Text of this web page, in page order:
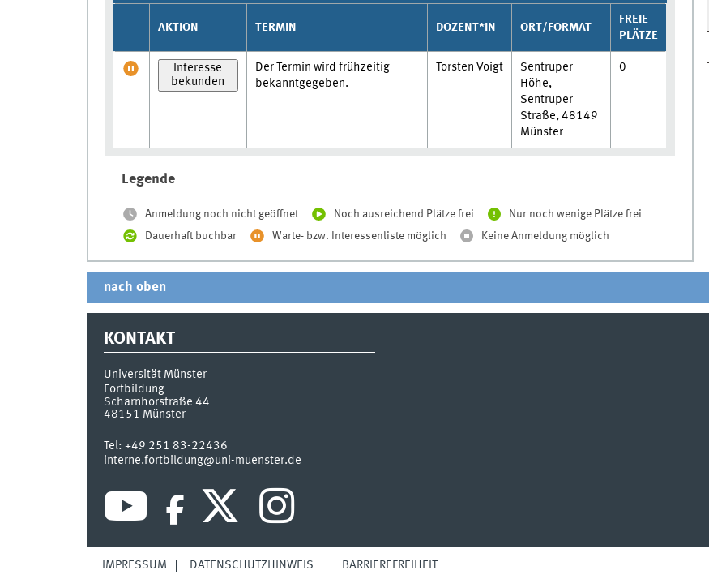
AKTION TERMIN DOZENT*IN ORT/FORMAT
FREIE
PLÄTZE
Interesse
bekunden
Der Termin wird frühzeitig
bekanntgegeben.
Torsten Voigt
Sentruper
Höhe,
Sentruper
Straße, 48149
Münster
0
Legende
Anmeldung noch nicht geöffnet Noch ausreichend Plätze frei
Nur noch wenige Plätze frei
Dauerhaft buchbar
Warte- bzw. Interessenliste möglich Keine Anmeldung möglich
nach oben
KONTAKT
Universität Münster
Fortbildung
Scharnhorstraße 44
48151 Münster
Tel: +49 251 83-22436
interne.fortbildung@uni-muenster.de
IMPRESSUM DATENSCHUTZHINWEIS BARRIEREFREIHEIT